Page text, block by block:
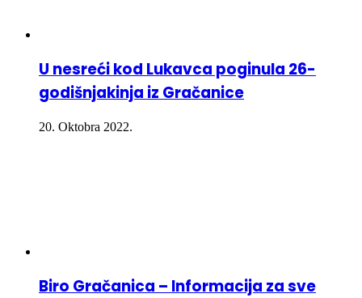
U nesreći kod Lukavca poginula 26-
godišnjakinja iz Gračanice
20. Oktobra 2022.
Biro Gračanica – Informacija za sve